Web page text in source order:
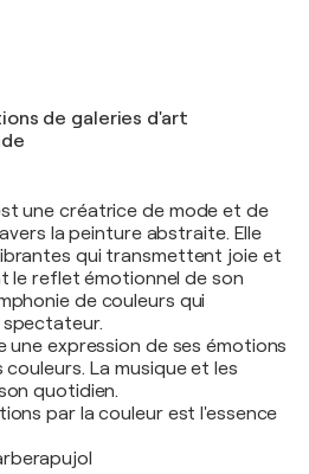
de galeries d'art
une créatrice de mode et de
la peinture abstraite. Elle
qui transmettent joie et
le reflet émotionnel de son
de couleurs qui
une expression de ses émotions
La musique et les
quotidien.
par la couleur est l'essence